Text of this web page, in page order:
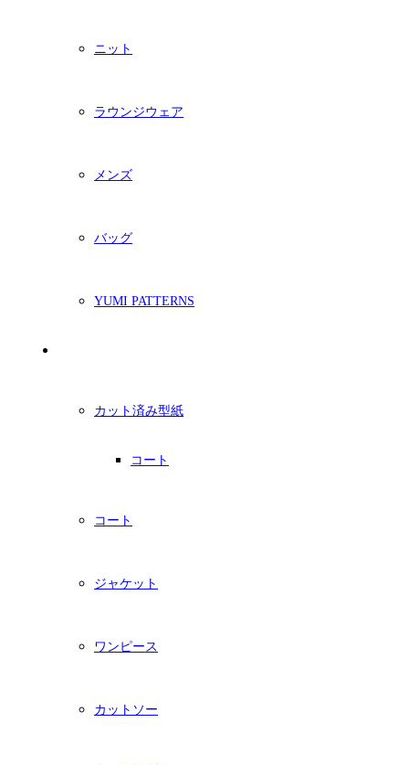
ニット
ラウンジウェア
メンズ
バッグ
YUMI PATTERNS
カット済み型紙
コート
コート
ジャケット
ワンピース
カットソー